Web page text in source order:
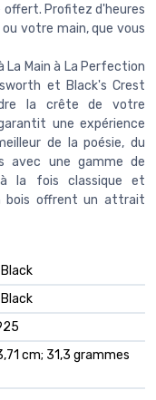
offert. Profitez d'heures
votre main, que vous
La Main à La Perfection
et Black's Crest
la crête de votre
une expérience
de la poésie, du
avec une gamme de
la fois classique et
bois offrent un attrait
cm; 31,3 grammes